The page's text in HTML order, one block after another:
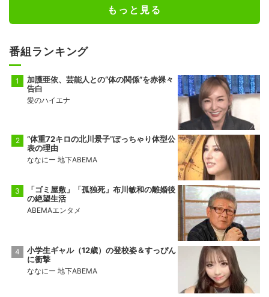
もっと見る
番組ランキング
加護亜依、芸能人との“体の関係”を赤裸々
告白
愛のハイエナ
“体重72キロの北川景子”ぽっちゃり体型公
表の理由
ななにー 地下ABEMA
「ゴミ屋敷」「孤独死」布川敏和の離婚後
の絶望生活
ABEMAエンタメ
小学生ギャル（12歳）の登校姿＆すっぴん
に衝撃
ななにー 地下ABEMA